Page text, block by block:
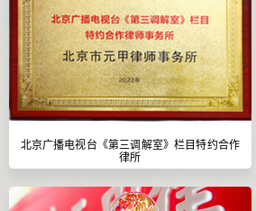
北京广播电视台《第三调解室》栏目特约合作
律所